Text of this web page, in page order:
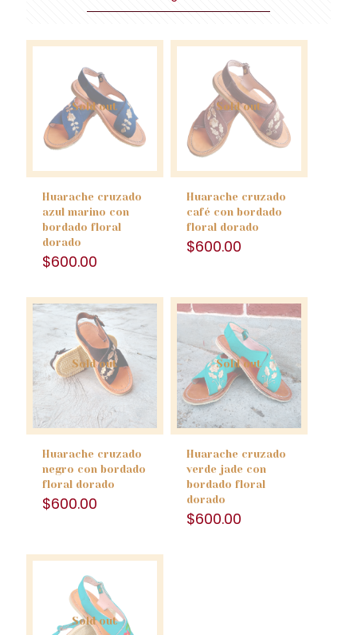
Sold out
Huarache cruzado
azul marino con
bordado floral
dorado
$600.00
Sold out
Huarache cruzado
café con bordado
floral dorado
$600.00
Sold out
Huarache cruzado
negro con bordado
floral dorado
$600.00
Sold out
Huarache cruzado
verde jade con
bordado floral
dorado
$600.00
Sold out